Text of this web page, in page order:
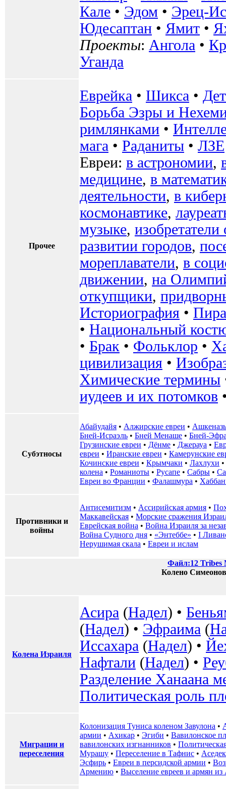
Кале • Эдом • Эрец-
Юдесаптан • Ямит •
Проекты: Ангола •
Уганда
Прочее
Еврейка • Шикса •
Борьба Эзры и
римлянками •
мага • Раданиты • ЛЗЕ
Евреи: в астрономии,
медицине, в
деятельности, в
космонавтике,
музыке,
развитии городов,
мореплаватели, в
движении, на
откупщики,
Историография •
• Национальный
• Брак • Фольклор •
цивилизация •
Химические термины
иудеев и их потомков
Субэтносы
Абайудайя • Алжирские евреи •
Бней-Исраэль • Бней Менаше • Бней-
Грузинские евреи • Дёнме • Джерауа •
евреи • Иранские евреи • Камерунские
Кочинские евреи • Крымчаки • Лахлухи •
колена • Романиоты • Русапе • Сабры •
Евреи во Франции • Фалашмура •
Противники и
войны
Антисемитизм • Ассирийская армия •
Маккавейская • Морские сражения
Еврейская война • Война Израиля за
Война Судного дня • «Энтеббе» • I
Нерушимая скала • Евреи и ислам
Файл:12 Tribes
Колено
Колена Израиля
Асира (Надел) •
(Надел) • Эфраима (
Иссахара (Надел) •
Нафтали (Надел) •
Разделение Ханаана
Политическая роль
Миграции и
переселения
Колонизация Туниса коленом Завулона •
армии • Ахикар • Эгиби • Вавилонское
вавилонских изгнанников •
Мурашу • Переселение в Тафнис • Аседек
Эсфирь • Евреи в персидской армии •
Армению • Выселение евреев и армян